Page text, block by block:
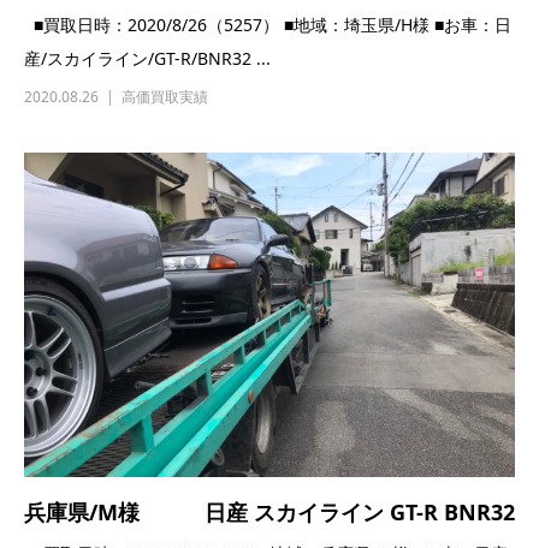
兵庫県/M様 日産 スカイライン GT-R BNR32
■買取日時：2020/8/02(5223) ■地域：兵庫県/M様 ■お車：日産
スカイライン GT-R BNR32 ...
2020.08.02 高価買取実績